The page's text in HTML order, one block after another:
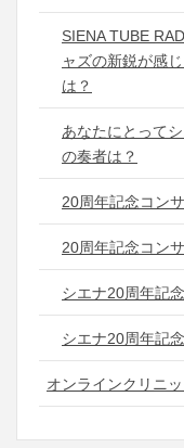
SIENA TUBE
ャズの新鋭が感
は？
あなたにとって
の奏者は？
20周年記念コン
20周年記念コン
シエナ20周年記
シエナ20周年記
オンラインクリニッ